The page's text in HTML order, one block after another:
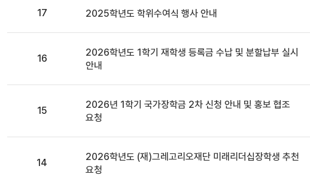
17 일반
2025학년도 학위수여식 행사 안내
16
일반
2026학년도 1학기 재학생 등록금 수납 및 분할납부 실시
안내
15
일반
2026년 1학기 국가장학금 2차 신청 안내 및 홍보 협조
요청
14
일반
2026학년도 (재)그레고리오재단 미래리더십장학생 추천
요청